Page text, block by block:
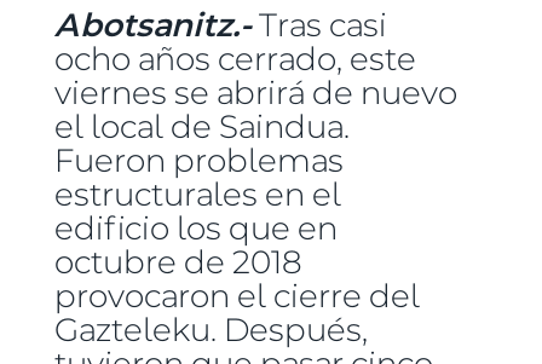
Abotsanitz.-Tras casi
ocho años cerrado, este
viernes se abrirá de nuevo
el local de Saindua.
Fueron problemas
estructurales en el
edificio los que en
octubre de 2018
provocaron el cierre del
Gazteleku. Después,